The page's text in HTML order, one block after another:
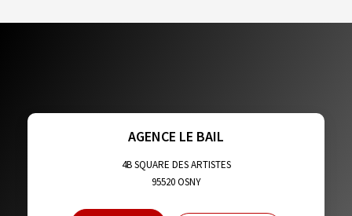
DISTANCE DE L'AÉROPORT : SUPERFICIE :
AGENCE LE BAIL
4B SQUARE DES ARTISTES
95520OSNY